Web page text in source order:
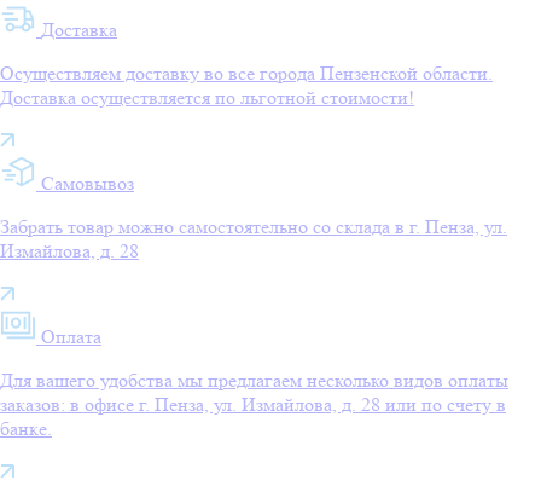
Доставка
Осуществляем доставку во все города Пензенской области.
Доставка осуществляется по льготной стоимости!
Самовывоз
Забрать товар можно самостоятельно со склада в г. Пенза, ул.
Измайлова, д. 28
Оплата
Для вашего удобства мы предлагаем несколько видов оплаты
заказов: в офисе г. Пенза, ул. Измайлова, д. 28 или по счету в
банке.